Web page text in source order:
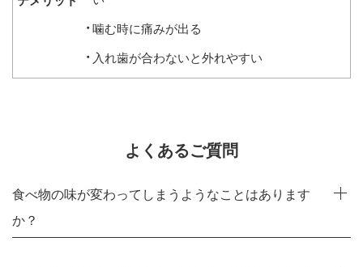
噛む時に痛みが出る
入れ歯が合わないと外れやすい
よくあるご質問
食べ物の味が変わってしまうようなことはあります
か？